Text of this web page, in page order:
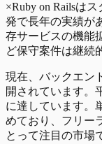
×Ruby on Railsは
発で長年の実績が
存サービスの機能
ど保守案件は継続
現在、バックエン
開されています。
に達しています。
めており、フリー
とって注目の市場